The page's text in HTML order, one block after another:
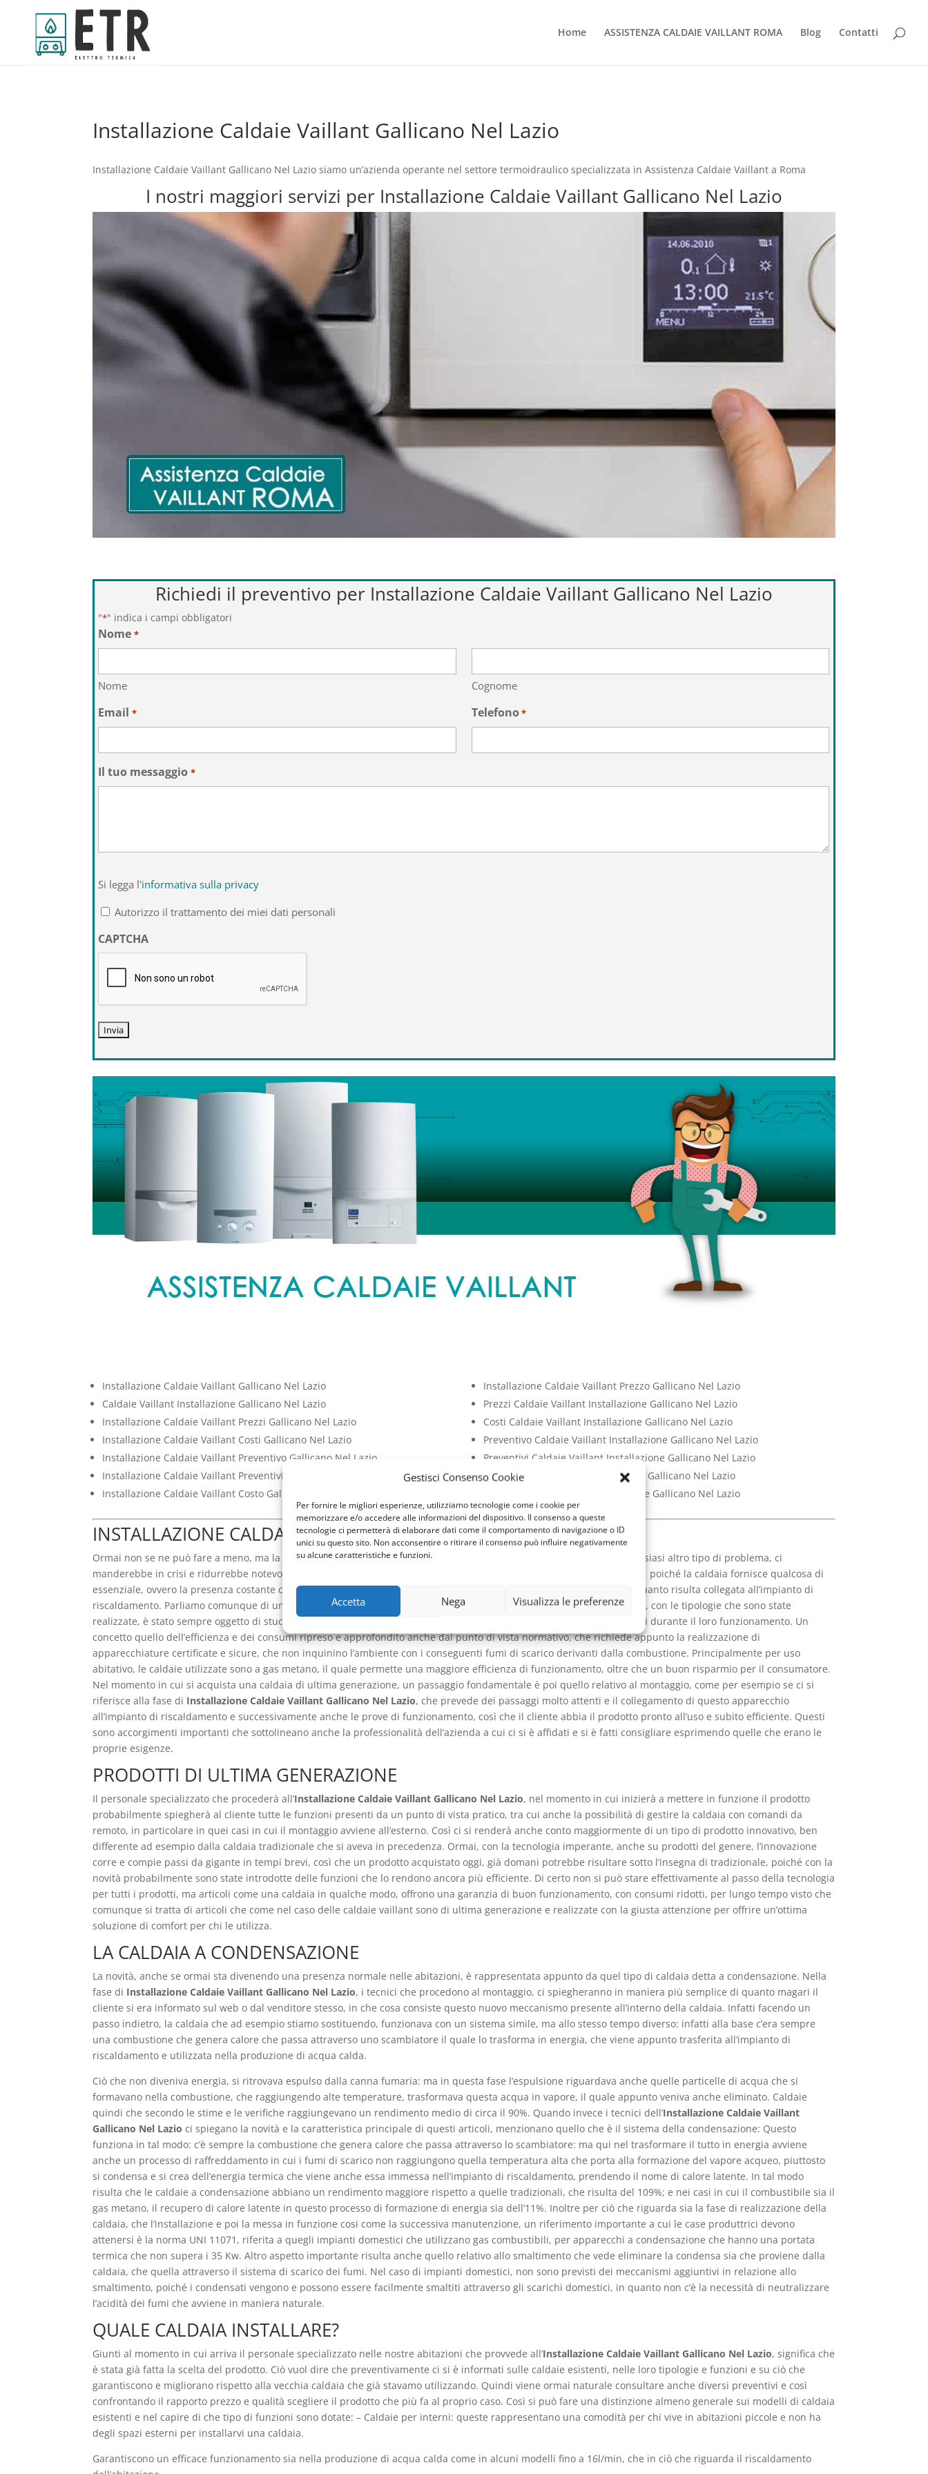
Gestisci Consenso Cookie
Per fornire le migliori esperienze, utilizziamo tecnologie come i cookie per
memorizzare e/o accedere alle informazioni del dispositivo. Il consenso a queste
tecnologie ci permetterà di elaborare dati come il comportamento di navigazione o ID
unici su questo sito. Non acconsentire o ritirare il consenso può influire negativamente
su alcune caratteristiche e funzioni.
Accetta Nega Visualizza le preferenze
Home ASSISTENZA CALDAIE VAILLANT ROMA Blog Contatti
Installazione Caldaie Vaillant Gallicano Nel Lazio
Installazione Caldaie Vaillant Gallicano Nel Lazio siamo un’azienda operante nel settore termoidraulico specializzata in Assistenza Caldaie Vaillant a Roma
I nostri maggiori servizi per Installazione Caldaie Vaillant Gallicano Nel Lazio
Richiedi il preventivo per Installazione Caldaie Vaillant Gallicano Nel Lazio
"*" indica i campi obbligatori
Nome *
Nome Cognome
Email * Telefono*
Il tuo messaggio *
legga
l'informativa
privacy
*
Si legga l'informativa sulla privacy
Autorizzo il trattamento dei miei dati personali
CAPTCHA
Installazione Caldaie Vaillant Gallicano Nel Lazio
Caldaie Vaillant Installazione Gallicano Nel Lazio
Installazione Caldaie Vaillant Prezzi Gallicano Nel Lazio
Installazione Caldaie Vaillant Costi Gallicano Nel Lazio
Installazione Caldaie Vaillant Preventivo Gallicano Nel Lazio
Installazione Caldaie Vaillant Preventivi Gallicano Nel Lazio
Installazione Caldaie Vaillant Costo Gallicano Nel Lazio
Installazione Caldaie Vaillant Prezzo Gallicano Nel Lazio
Prezzi Caldaie Vaillant Installazione Gallicano Nel Lazio
Costi Caldaie Vaillant Installazione Gallicano Nel Lazio
Preventivo Caldaie Vaillant Installazione Gallicano Nel Lazio
Preventivi Caldaie Vaillant Installazione Gallicano Nel Lazio
Costo Caldaie Vaillant Installazione Gallicano Nel Lazio
Prezzo Caldaie Vaillant Installazione Gallicano Nel Lazio
INSTALLAZIONE CALDAIE VAILLANT
Ormai non se ne può fare a meno, ma la caldaia è una di quelle apparecchiature così necessarie, che un guasto o qualsiasi altro tipo di problema, ci
manderebbe in crisi e ridurrebbe notevolmente il comfort a cui siamo abituati. Non si tratta di una comodità superflua, poiché la caldaia fornisce qualcosa di
essenziale, ovvero la presenza costante dell’acqua calda in casa e la possibilità di riscaldare la propria abitazione, in quanto risulta collegata all’impianto di
riscaldamento. Parliamo comunque di un generatore di energia che appunto ha dei consumi e che nel corso del tempo, con le tipologie che sono state
realizzate, è stato sempre oggetto di studi per migliorarne l’efficienza e allo stesso tempo consentire dei consumi ridotti durante il loro funzionamento. Un
concetto quello dell’efficienza e dei consumi ripreso e approfondito anche dal punto di vista normativo, che richiede appunto la realizzazione di
apparecchiature certificate e sicure, che non inquinino l’ambiente con i conseguenti fumi di scarico derivanti dalla combustione. Principalmente per uso
abitativo, le caldaie utilizzate sono a gas metano, il quale permette una maggiore efficienza di funzionamento, oltre che un buon risparmio per il consumatore.
Nel momento in cui si acquista una caldaia di ultima generazione, un passaggio fondamentale è poi quello relativo al montaggio, come per esempio se ci si
riferisce alla fase di Installazione Caldaie Vaillant Gallicano Nel Lazio, che prevede dei passaggi molto attenti e il collegamento di questo apparecchio
all’impianto di riscaldamento e successivamente anche le prove di funzionamento, così che il cliente abbia il prodotto pronto all’uso e subito efficiente. Questi
sono accorgimenti importanti che sottolineano anche la professionalità dell’azienda a cui ci si è affidati e si è fatti consigliare esprimendo quelle che erano le
proprie esigenze.
PRODOTTI DI ULTIMA GENERAZIONE
Il personale specializzato che procederà all’Installazione Caldaie Vaillant Gallicano Nel Lazio, nel momento in cui inizierà a mettere in funzione il prodotto
probabilmente spiegherà al cliente tutte le funzioni presenti da un punto di vista pratico, tra cui anche la possibilità di gestire la caldaia con comandi da
remoto, in particolare in quei casi in cui il montaggio avviene all’esterno. Così ci si renderà anche conto maggiormente di un tipo di prodotto innovativo, ben
differente ad esempio dalla caldaia tradizionale che si aveva in precedenza. Ormai, con la tecnologia imperante, anche su prodotti del genere, l’innovazione
corre e compie passi da gigante in tempi brevi, così che un prodotto acquistato oggi, già domani potrebbe risultare sotto l’insegna di tradizionale, poiché con la
novità probabilmente sono state introdotte delle funzioni che lo rendono ancora più efficiente. Di certo non si può stare effettivamente al passo della tecnologia
per tutti i prodotti, ma articoli come una caldaia in qualche modo, offrono una garanzia di buon funzionamento, con consumi ridotti, per lungo tempo visto che
comunque si tratta di articoli che come nel caso delle caldaie vaillant sono di ultima generazione e realizzate con la giusta attenzione per offrire un’ottima
soluzione di comfort per chi le utilizza.
LA CALDAIA A CONDENSAZIONE
La novità, anche se ormai sta divenendo una presenza normale nelle abitazioni, è rappresentata appunto da quel tipo di caldaia detta a condensazione. Nella
fase di Installazione Caldaie Vaillant Gallicano Nel Lazio, i tecnici che procedono al montaggio, ci spiegheranno in maniera più semplice di quanto magari il
cliente si era informato sul web o dal venditore stesso, in che cosa consiste questo nuovo meccanismo presente all’interno della caldaia. Infatti facendo un
passo indietro, la caldaia che ad esempio stiamo sostituendo, funzionava con un sistema simile, ma allo stesso tempo diverso: infatti alla base c’era sempre
una combustione che genera calore che passa attraverso uno scambiatore il quale lo trasforma in energia, che viene appunto trasferita all’impianto di
riscaldamento e utilizzata nella produzione di acqua calda.
Ciò che non diveniva energia, si ritrovava espulso dalla canna fumaria: ma in questa fase l’espulsione riguardava anche quelle particelle di acqua che si
formavano nella combustione, che raggiungendo alte temperature, trasformava questa acqua in vapore, il quale appunto veniva anche eliminato. Caldaie
quindi che secondo le stime e le verifiche raggiungevano un rendimento medio di circa il 90%. Quando invece i tecnici dell’Installazione Caldaie Vaillant
Gallicano Nel Lazio ci spiegano la novità e la caratteristica principale di questi articoli, menzionano quello che è il sistema della condensazione: Questo
funziona in tal modo: c’è sempre la combustione che genera calore che passa attraverso lo scambiatore: ma qui nel trasformare il tutto in energia avviene
anche un processo di raffreddamento in cui i fumi di scarico non raggiungono quella temperatura alta che porta alla formazione del vapore acqueo, piuttosto
si condensa e si crea dell’energia termica che viene anche essa immessa nell’impianto di riscaldamento, prendendo il nome di calore latente. In tal modo
risulta che le caldaie a condensazione abbiano un rendimento maggiore rispetto a quelle tradizionali, che risulta del 109%; e nei casi in cui il combustibile sia il
gas metano, il recupero di calore latente in questo processo di formazione di energia sia dell’11%. Inoltre per ciò che riguarda sia la fase di realizzazione della
caldaia, che l’installazione e poi la messa in funzione cosi come la successiva manutenzione, un riferimento importante a cui le case produttrici devono
attenersi è la norma UNI 11071, riferita a quegli impianti domestici che utilizzano gas combustibili, per apparecchi a condensazione che hanno una portata
termica che non supera i 35 Kw. Altro aspetto importante risulta anche quello relativo allo smaltimento che vede eliminare la condensa sia che proviene dalla
caldaia, che quella attraverso il sistema di scarico dei fumi. Nel caso di impianti domestici, non sono previsti dei meccanismi aggiuntivi in relazione allo
smaltimento, poiché i condensati vengono e possono essere facilmente smaltiti attraverso gli scarichi domestici, in quanto non c’è la necessità di neutralizzare
l’acidità dei fumi che avviene in maniera naturale.
QUALE CALDAIA INSTALLARE?
Giunti al momento in cui arriva il personale specializzato nelle nostre abitazioni che provvede all’Installazione Caldaie Vaillant Gallicano Nel Lazio, significa che
è stata già fatta la scelta del prodotto. Ciò vuol dire che preventivamente ci si è informati sulle caldaie esistenti, nelle loro tipologie e funzioni e su ciò che
garantiscono e migliorano rispetto alla vecchia caldaia che già stavamo utilizzando. Quindi viene ormai naturale consultare anche diversi preventivi e così
confrontando il rapporto prezzo e qualità scegliere il prodotto che più fa al proprio caso. Così si può fare una distinzione almeno generale sui modelli di caldaia
esistenti e nel capire di che tipo di funzioni sono dotate: – Caldaie per interni: queste rappresentano una comodità per chi vive in abitazioni piccole e non ha
degli spazi esterni per installarvi una caldaia.
Garantiscono un efficace funzionamento sia nella produzione di acqua calda come in alcuni modelli fino a 16l/min, che in ciò che riguarda il riscaldamento